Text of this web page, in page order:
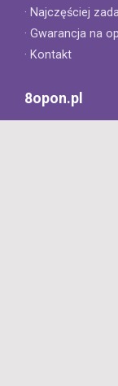
· Najczęściej
· Gwarancja na
· Kontakt
8opon.pl